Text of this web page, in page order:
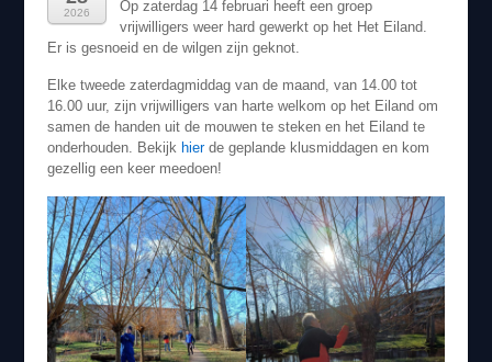
2026
Op zaterdag 14 februari heeft een groep
vrijwilligers weer hard gewerkt op het Het Eiland.
Er is gesnoeid en de wilgen zijn geknot.
Elke tweede zaterdagmiddag van de maand, van 14.00 tot
16.00 uur, zijn vrijwilligers van harte welkom op het Eiland om
samen de handen uit de mouwen te steken en het Eiland te
onderhouden. Bekijk hier de geplande klusmiddagen en kom
gezellig een keer meedoen!